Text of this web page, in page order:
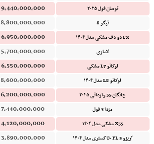
توسان فول ۲۰۲۵
9,440,000,000
تیگو 8
8,800,000,000
FX دو دف مشکی مدل ۱۴۰۴
6,950,000,000
لاماری
5,700,000,000
لوکانو L7 مشکی
6,550,000,000
لوکانو L8 مدل ۱۴۰۴
8,600,000,000
چانگان 55 وارداتی ۲۰۲۵
6,200,000,000
مزدا 3 فول
7,440,000,000
X55 مشکی مدل ۱۴۰۴
4,120,000,000
آریزو 5 FL خاکستری مدل ۱۴۰۴
3,890,000,000